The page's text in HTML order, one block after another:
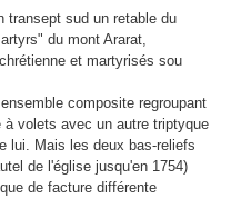
transept sud un retable du
du mont Ararat,
et martyrisés sou
composite regroupant
à volets avec un autre triptyque
lui. Mais les deux bas-reliefs
de l'église jusqu'en 1754)
de facture différente